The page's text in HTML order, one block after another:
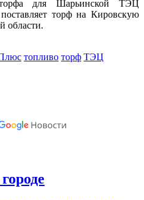
торфа для Шарьинской ТЭЦ
торф на Кировскую
области.
топливо торф ТЭЦ